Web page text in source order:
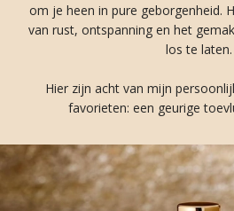
om je heen in pure geborgenheid.
van rust, ontspanning en het
los te laten.
Hier zijn acht van mijn
favorieten: een geurige